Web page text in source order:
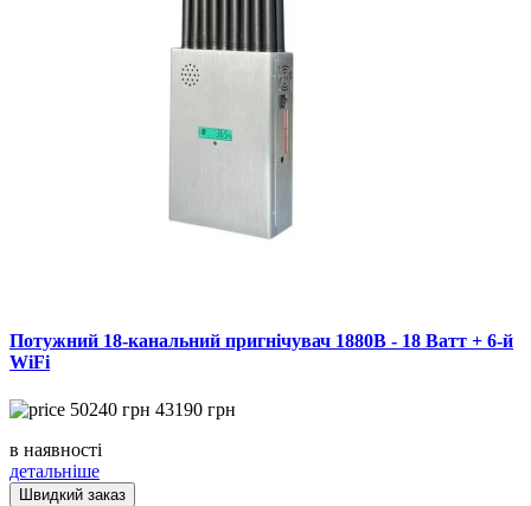
Потужний 18-канальний пригнічувач 1880B - 18 Ватт + 6-й
WiFi
50240 грн 43190 грн
в наявності
детальніше
Швидкий заказ